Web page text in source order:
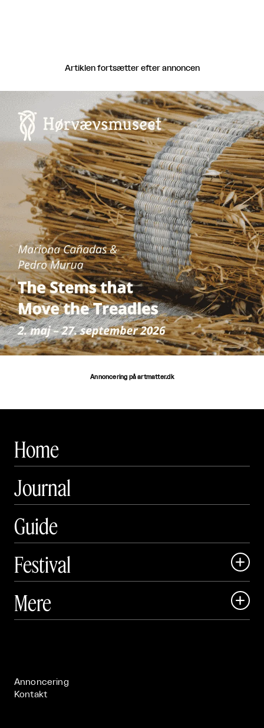
Artiklen fortsætter efter annoncen
Annoncering på artmatter.dk
Home
Journal
Guide
Festival

 Art Matter Festival
Mere 
Annoncering
Kontakt